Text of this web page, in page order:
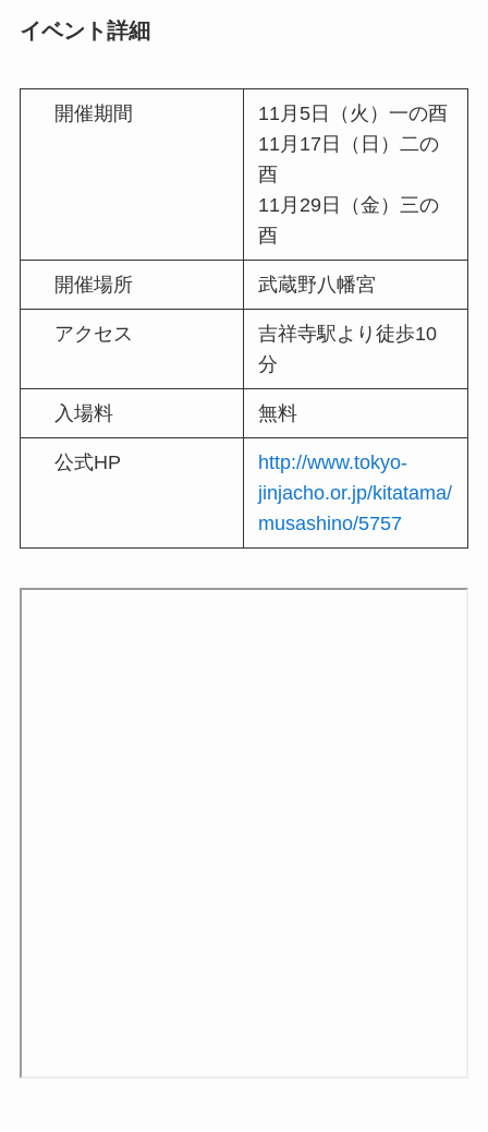
イベント詳細
開催期間
11月5日（火）一の酉
11月17日（日）二の
酉
11月29日（金）三の
酉
開催場所 武蔵野八幡宮
アクセス
吉祥寺駅より徒歩10
分
入場料 無料
公式HP
http://www.tokyo-
jinjacho.or.jp/kitatama/
musashino/5757